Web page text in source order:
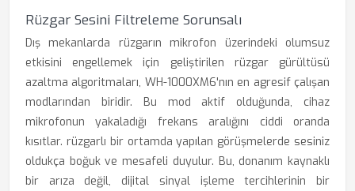
Rüzgar Sesini Filtreleme Sorunsalı
Dış mekanlarda rüzgarın mikrofon üzerindeki olumsuz
etkisini engellemek için geliştirilen rüzgar gürültüsü
azaltma algoritmaları, WH-1000XM6'nın en agresif çalışan
modlarından biridir. Bu mod aktif olduğunda, cihaz
mikrofonun yakaladığı frekans aralığını ciddi oranda
kısıtlar. rüzgarlı bir ortamda yapılan görüşmelerde sesiniz
oldukça boğuk ve mesafeli duyulur. Bu, donanım kaynaklı
bir arıza değil, dijital sinyal işleme tercihlerinin bir